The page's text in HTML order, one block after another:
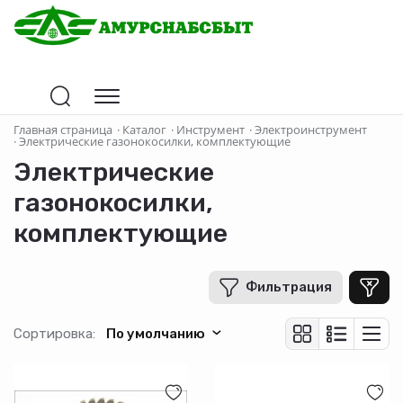
Главная страница · Каталог · Инструмент ·Электроинструмент
·Электрические газонокосилки, комплектующие
Электрические
газонокосилки,
комплектующие
Фильтрация
В рублях
Сортировка: По умолчанию